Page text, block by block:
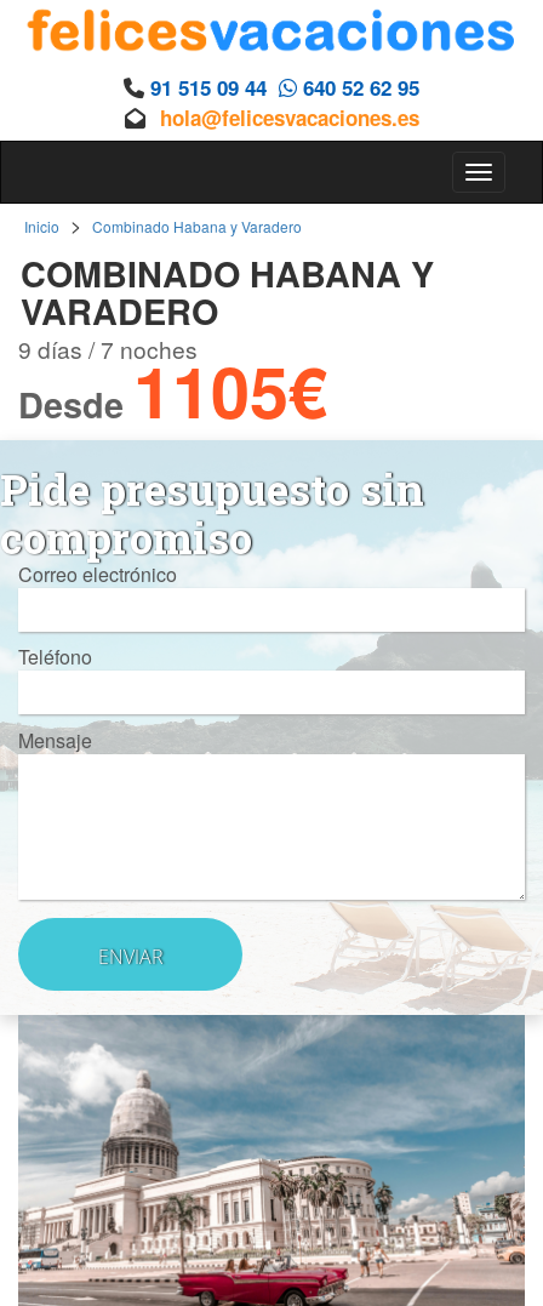
91 515 09 44
640 52 62 95
hola@felicesvacaciones.es
Inicio > Combinado Habana y Varadero
COMBINADO HABANA Y
VARADERO
9 días / 7 noches
Desde 1105€
Pide presupuesto sin
compromiso
Correo electrónico
Teléfono
Mensaje